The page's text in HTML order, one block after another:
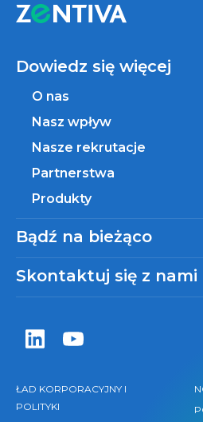
Zentiva LinkedIn
Zentiva YouTube
Dowiedz się więcej
O nas
Nasz wpływ
Nasze rekrutacje
Partnerstwa
Produkty
Bądź na bieżąco
Skontaktuj się z nami
ŁAD KORPORACYJNY I
POLITYKI